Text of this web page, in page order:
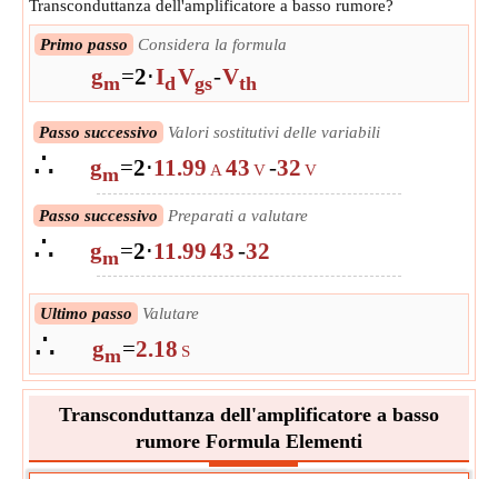
Transconduttanza dell'amplificatore a basso rumore?
Primo passo Considera la formula
gm=2⋅IdVgs-Vth
Passo successivo Valori sostitutivi delle variabili
∴ gm=2⋅11.99 A43 V-32 V
Passo successivo Preparati a valutare
∴ gm=2⋅11.9943-32
Ultimo passo Valutare
∴ gm=2.18 S
Transconduttanza dell'amplificatore a basso
rumore Formula Elementi